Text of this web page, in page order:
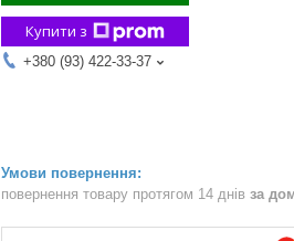
Купити з
+380 (93) 422-33-37
повернення товару протягом 14 днів за